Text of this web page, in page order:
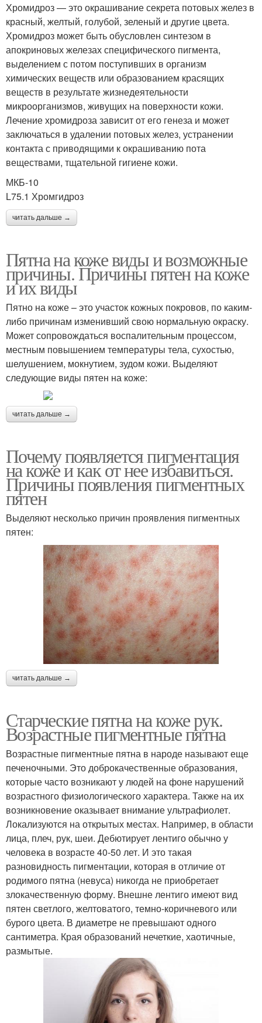
Хромидроз — это окрашивание секрета потовых желез в
красный, желтый, голубой, зеленый и другие цвета.
Хромидроз может быть обусловлен синтезом в
апокриновых железах специфического пигмента,
выделением с потом поступивших в организм
химических веществ или образованием красящих
веществ в результате жизнедеятельности
микроорганизмов, живущих на поверхности кожи.
Лечение хромидроза зависит от его генеза и может
заключаться в удалении потовых желез, устранении
контакта с приводящими к окрашиванию пота
веществами, тщательной гигиене кожи.
МКБ-10
L75.1 Хромгидроз
читать дальше →
Пятна на коже виды и возможные
причины. Причины пятен на коже
и их виды
Пятно на коже – это участок кожных покровов, по каким-
либо причинам изменивший свою нормальную окраску.
Может сопровождаться воспалительным процессом,
местным повышением температуры тела, сухостью,
шелушением, мокнутием, зудом кожи. Выделяют
следующие виды пятен на коже:
читать дальше →
Почему появляется пигментация
на коже и как от нее избавиться.
Причины появления пигментных
пятен
Выделяют несколько причин проявления пигментных
пятен:
читать дальше →
Старческие пятна на коже рук.
Возрастные пигментные пятна
Возрастные пигментные пятна в народе называют еще
печеночными. Это доброкачественные образования,
которые часто возникают у людей на фоне нарушений
возрастного физиологического характера. Также на их
возникновение оказывает внимание ультрафиолет.
Локализуются на открытых местах. Например, в области
лица, плеч, рук, шеи. Дебютирует лентиго обычно у
человека в возрасте 40-50 лет. И это такая
разновидность пигментации, которая в отличие от
родимого пятна (невуса) никогда не приобретает
злокачественную форму. Внешне лентиго имеют вид
пятен светлого, желтоватого, темно-коричневого или
бурого цвета. В диаметре не превышают одного
сантиметра. Края образований нечеткие, хаотичные,
размытые.